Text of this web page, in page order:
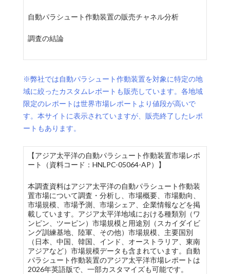
自動パラシュート作動装置の販売チャネル分析
調査の結論
※弊社では自動パラシュート作動装置を対象に特定の地
域に絞ったカスタムレポートも販売しています。各地域
限定のレポートは世界市場レポートより値段が高いで
す。本サイトに表示されていますが、販売終了したレポ
ートもあります。
【アジア太平洋の自動パラシュート作動装置市場レポ
ート（資料コード：HNLPC-05064-AP）】
本調査資料はアジア太平洋の自動パラシュート作動装
置市場について調査・分析し、市場概要、市場動向、
市場規模、市場予測、市場シェア、企業情報などを掲
載しています。アジア太平洋地域における種類別（ワ
ンピン、ツーピン）市場規模と用途別（スカイダイビ
ング訓練基地、陸軍、その他）市場規模、主要国別
（日本、中国、韓国、インド、オーストラリア、東南
アジアなど）市場規模データも含まれています。自動
パラシュート作動装置のアジア太平洋市場レポートは
2026年英語版で、一部カスタマイズも可能です。